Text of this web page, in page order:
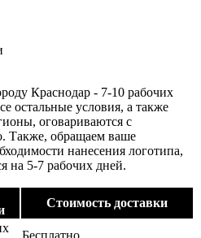
Краснодар - 7-10 рабочих
остальные условия, а также
оговариваются с
Также, обращаем ваше
нанесения логотипа,
на 5-7 рабочих дней.
Стоимость доставки
Бесплатно